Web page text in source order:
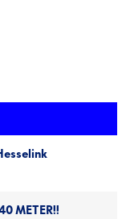
METER!!